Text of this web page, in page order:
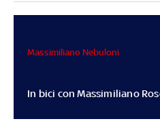
In bici con Massimiliano
Massimiliano Nebuloni